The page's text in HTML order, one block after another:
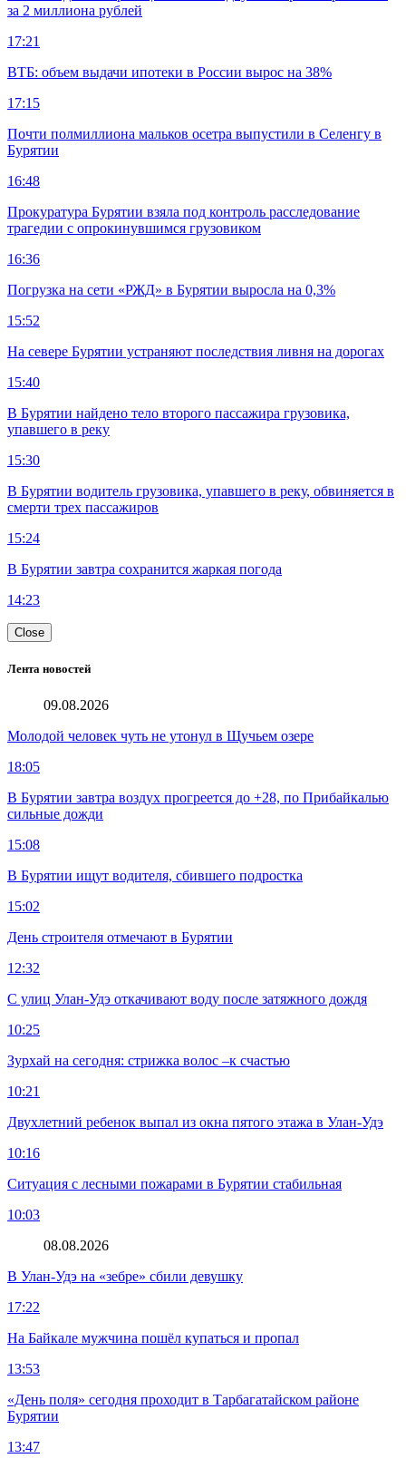
за 2 миллиона рублей
17:21
ВТБ: объем выдачи ипотеки в России вырос на 38%
17:15
Почти полмиллиона мальков осетра выпустили в Селенгу в
Бурятии
16:48
Прокуратура Бурятии взяла под контроль расследование
трагедии с опрокинувшимся грузовиком
16:36
Погрузка на сети «РЖД» в Бурятии выросла на 0,3%
15:52
На севере Бурятии устраняют последствия ливня на дорогах
15:40
В Бурятии найдено тело второго пассажира грузовика,
упавшего в реку
15:30
В Бурятии водитель грузовика, упавшего в реку, обвиняется в
смерти трех пассажиров
15:24
В Бурятии завтра сохранится жаркая погода
14:23
Close
Лента новостей
09.08.2026
Молодой человек чуть не утонул в Щучьем озере
18:05
В Бурятии завтра воздух прогреется до +28, по Прибайкалью
сильные дожди
15:08
В Бурятии ищут водителя, сбившего подростка
15:02
День строителя отмечают в Бурятии
12:32
С улиц Улан-Удэ откачивают воду после затяжного дождя
10:25
Зурхай на сегодня: стрижка волос –к счастью
10:21
Двухлетний ребенок выпал из окна пятого этажа в Улан-Удэ
10:16
Ситуация с лесными пожарами в Бурятии стабильная
10:03
08.08.2026
В Улан-Удэ на «зебре» сбили девушку
17:22
На Байкале мужчина пошёл купаться и пропал
13:53
«День поля» сегодня проходит в Тарбагатайском районе
Бурятии
13:47